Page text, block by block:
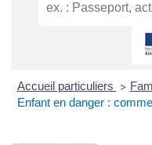
Accueil particuliers >
Enfant en danger :